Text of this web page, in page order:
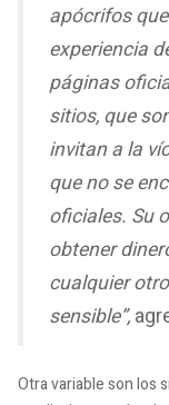
apócrifos
experiencia
páginas
sitios, que
invitan a la
que no se
oficiales. Su
obtener
cualquier
sensible”,
Otra variable son los